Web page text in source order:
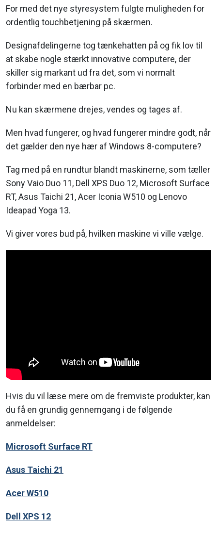
For med det nye styresystem fulgte muligheden for
ordentlig touchbetjening på skærmen.
Designafdelingerne tog tænkehatten på og fik lov til
at skabe nogle stærkt innovative computere, der
skiller sig markant ud fra det, som vi normalt
forbinder med en bærbar pc.
Nu kan skærmene drejes, vendes og tages af.
Men hvad fungerer, og hvad fungerer mindre godt, når
det gælder den nye hær af Windows 8-computere?
Tag med på en rundtur blandt maskinerne, som tæller
Sony Vaio Duo 11, Dell XPS Duo 12, Microsoft Surface
RT, Asus Taichi 21, Acer Iconia W510 og Lenovo
Ideapad Yoga 13.
Vi giver vores bud på, hvilken maskine vi ville vælge.
Hvis du vil læse mere om de fremviste produkter, kan
du få en grundig gennemgang i de følgende
anmeldelser:
Microsoft Surface RT
Asus Taichi 21
Acer W510
Dell XPS 12